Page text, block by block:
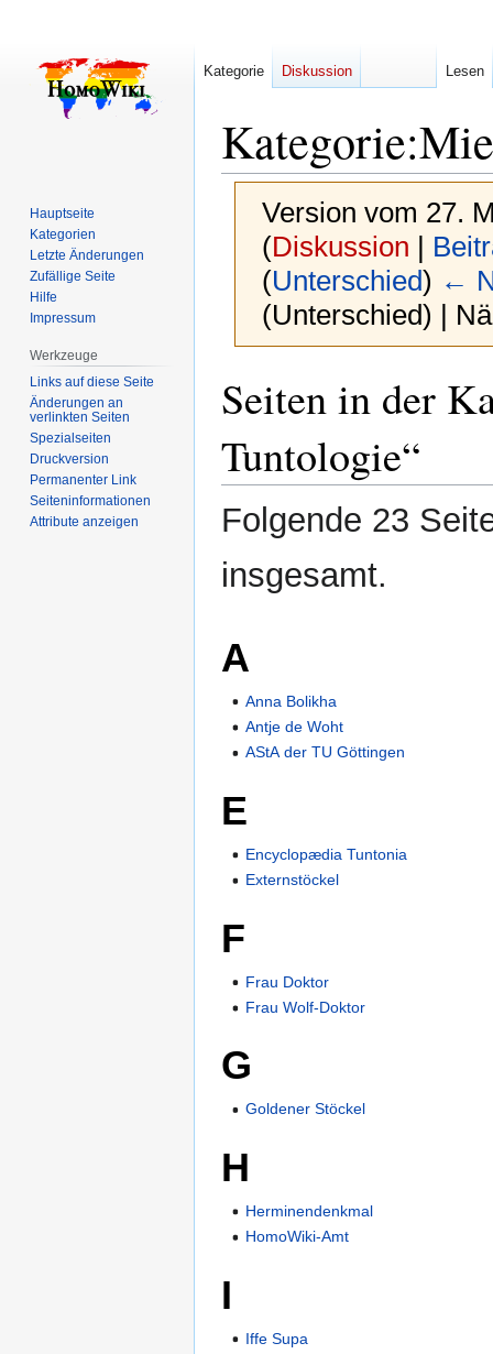
Kategorie:
Version vom 27.
(Diskussion |
(Unterschied) ←
(Unterschied) |
Navigation
Suche
Seiten in der
Tuntologie“
Folgende 23
insgesamt.
A
Anna Bolikha
Antje de Woht
AStA der TU Göttingen
E
Encyclopædia Tuntonia
Externstöckel
F
Frau Doktor
Frau Wolf-Doktor
G
Goldener Stöckel
H
Herminendenkmal
HomoWiki-Amt
I
Iffe Supa
Kategorie Diskussion Lesen
Hauptseite
Kategorien
Letzte Änderungen
Zufällige Seite
Hilfe
Impressum
Werkzeuge
Links auf diese Seite
Änderungen an
verlinkten Seiten
Spezialseiten
Druckversion
Permanenter Link
Seiten­­informationen
Attribute anzeigen